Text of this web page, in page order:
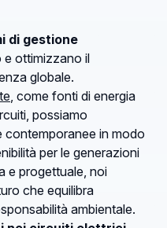
di gestione
e ottimizzano il
globale.
, come fonti di energia
possiamo
in modo
per le generazioni
e progettuale, noi
che equilibra
ambientale.